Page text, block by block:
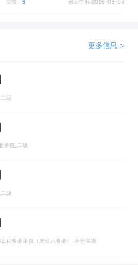
更多信息 >
级
承包_二级
级
程专业承包（未公示专业）_不分等级